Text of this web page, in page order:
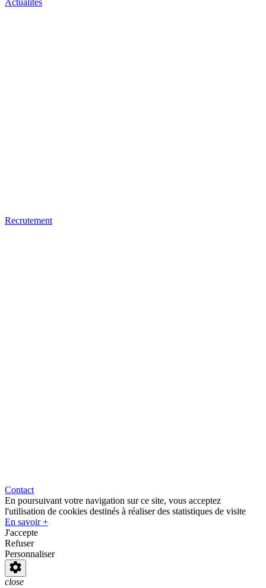
Actualités
Recrutement
Contact
En poursuivant votre navigation sur ce site, vous acceptez
l'utilisation de cookies destinés à réaliser des statistiques de visite
En savoir +
J'accepte
Refuser
Personnaliser
close